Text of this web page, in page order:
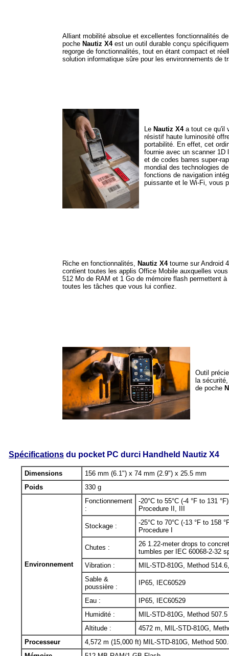
Alliant mobilité absolue et excellentes fonctionnalités
poche Nautiz X4est un outil durable conçu
regorge de fonctionnalités, tout en étant compact et
solution informatique sûre pour les environnements de
Le Nautiz X4a tout ce qu'il
résistif haute luminosité
portabilité. En effet, cet
fournie avec un scanner 1D
et de codes barres super-
mondial des technologies
fonctions de navigation
puissante et le Wi-Fi, vous
Riche en fonctionnalités, Nautiz X4tourne sur Android
contient toutes les applis Office Mobile auxquelles
512 Mo de RAM et 1 Go de mémoire flash permettent
toutes les tâches que vous lui confiez.
Outil
la
de poche
Spécifications du pocket PC durci Handheld Nautiz X4
Dimensions
156 mm (6.1") x 74 mm (2.9") x 25.5 mm
Poids
330 g
Environnement
Fonctionnement
:
-20°C to 55°C (-4 °F to 131
Procedure II, III
Stockage :
-25°C to 70°C (-13 °F to 158
Procedure I
Chutes :
26 1.22-meter drops to
tumbles per IEC 60068-2-32
Vibration :
MIL-STD-810G, Method
Sable &
poussière :
IP65, IEC60529
Eau :
IP65, IEC60529
Humidité :
MIL-STD-810G, Method 507.5
Altitude :
4572 m, MIL-STD-810G,
Processeur
4,572 m (15,000 ft) MIL-STD-810G, Method